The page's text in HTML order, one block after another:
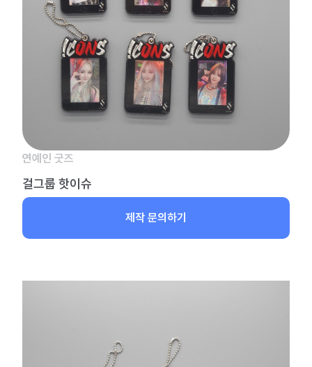
연예인 굿즈
걸그룹 핫이슈
제작 문의하기